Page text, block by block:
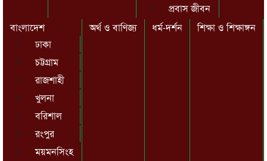
প্রবাস জীবন
বাংলাদেশ
ঢাকা
চট্টগ্রাম
রাজশাহী
খুলনা
বরিশাল
রংপুর
ময়মনসিংহ
অর্থ ও বাণিজ্য ধর্ম-দর্শন শিক্ষা ও শিক্ষাঙ্গন